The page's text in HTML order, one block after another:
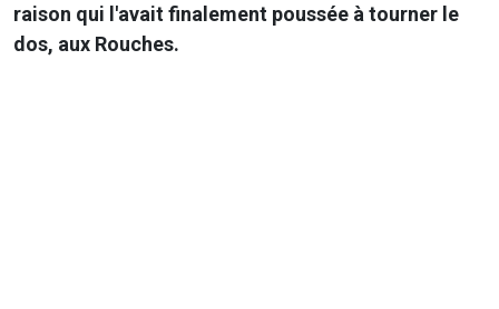
raison qui l'avait finalement poussée à tourner le
dos, aux Rouches.